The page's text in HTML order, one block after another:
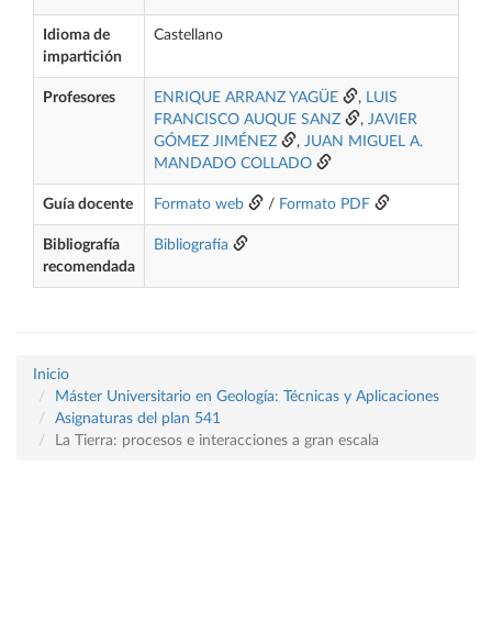
Idioma de
impartición
Castellano
Profesores ENRIQUE ARRANZ YAGÜE , LUIS
FRANCISCO AUQUE SANZ
, JAVIER
GÓMEZ JIMÉNEZ
, JUAN MIGUEL A.
MANDADO COLLADO
Guía docente Formato web / Formato PDF
Bibliografía
recomendada
Bibliografía
Inicio
Máster Universitario en Geología: Técnicas y Aplicaciones
Asignaturas del plan 541
La Tierra: procesos e interacciones a gran escala